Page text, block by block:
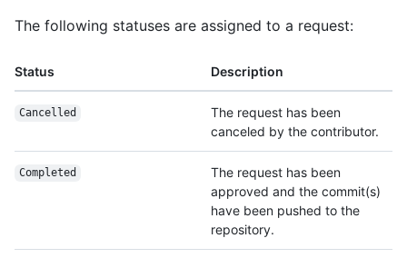
The following statuses are assigned to a request:
Status Description
Cancelled
The request has been
canceled by the contributor.
Completed
The request has been
approved and the commit(s)
have been pushed to the
repository.